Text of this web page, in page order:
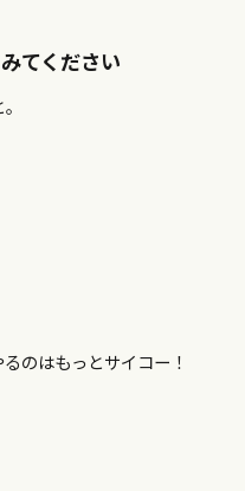
てください
のはもっとサイコー！